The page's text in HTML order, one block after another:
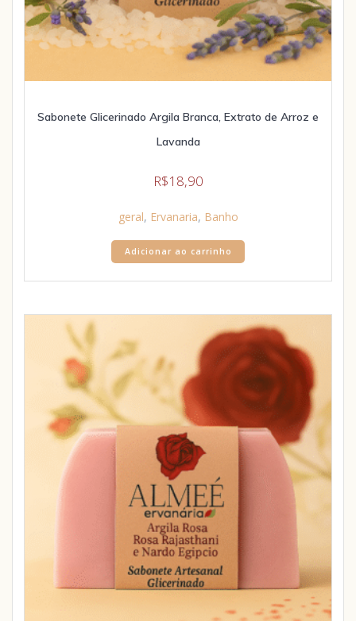
Sabonete Glicerinado Argila Branca, Extrato de Arroz e
Lavanda
R$18,90
geral, Ervanaria, Banho
Adicionar ao carrinho